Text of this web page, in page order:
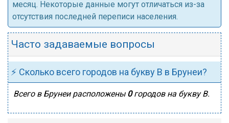
месяц. Некоторые данные могут отличаться из-за
отсутствия последней переписи населения.
Часто задаваемые вопросы
⚡ Сколько всего городов на букву В в Брунеи?
Всего в Брунеи расположены 0городов на букву В.